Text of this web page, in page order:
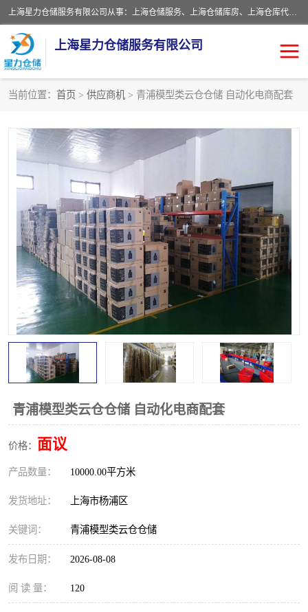
上海星力仓储服务有限公司从事：上海仓储服务、上海仓储库房、上海仓库代运营、上海仓库对外出租、上海仓库外包、上海三方仓储、上海电商仓储代发、上海电商代发货仓库、上海托管仓库、上海仓储配送。上海星力仓储服务有限公司现在拥有100个分仓、10万余平方的标准库房，精炼员工几百名，与几千家客户合作，公司已跻身上海仓储行业前列。欢迎来电咨询！
上海星力仓储服务有限公司
当前位置： 首页 > 供应商机 > 青浦模型类云仓仓储 自动化电商配套
青浦模型类云仓仓储 自动化电商配套
价格： 面议
产品数量： 10000.00平方米
发货地址： 上海市杨浦区
关键词： 青浦模型类云仓仓储
发布日期： 2026-08-08
阅 读 量： 120
上海仓储配送 上海仓库外包
上海仓库代运营 上海托管仓库
上海第三方仓储 上海仓储服务
仓储 上海电商代发货仓库
上海托管仓库